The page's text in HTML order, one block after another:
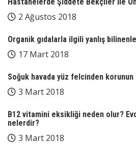
2 Ağustos 2018
Organik gıdalarla ilgili yanlış
17 Mart 2018
Soğuk havada yüz felcinden korunun
3 Mart 2018
B12 vitamini eksikliği neden olur?
nelerdir?
3 Mart 2018